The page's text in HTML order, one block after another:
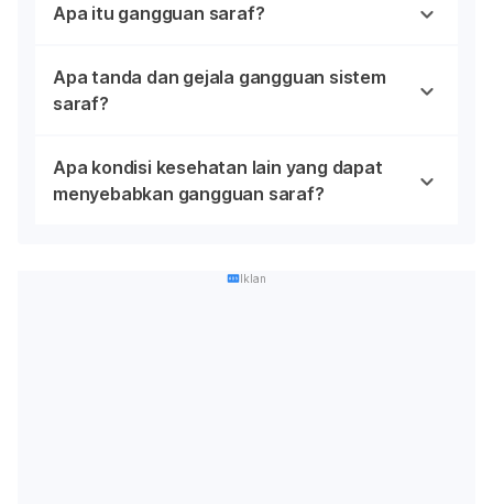
Apa itu gangguan saraf?
Apa tanda dan gejala gangguan sistem
saraf?
Apa kondisi kesehatan lain yang dapat
menyebabkan gangguan saraf?
Iklan